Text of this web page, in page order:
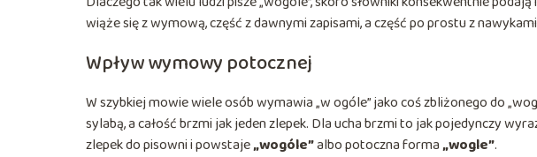
wiąże się z wymową, część z dawnymi zapisami, a część po prostu z
Wpływ wymowy potocznej
W szybkiej mowie wiele osób wymawia „w ogóle” jako coś zbliżonego do
sylabą, a całość brzmi jak jeden zlepek. Dla ucha brzmi to jak pojedynczy
zlepek do pisowni i powstaje„wogóle”albo potoczna forma„wogle”.